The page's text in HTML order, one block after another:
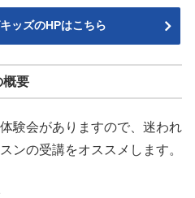
ッズのHPはこちら
概要
験会がありますので、迷われ
ンの受講をオススメします。